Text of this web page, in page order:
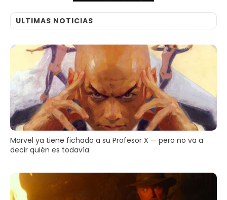
ULTIMAS NOTICIAS
Marvel ya tiene fichado a su Profesor X — pero no va a
decir quién es todavía